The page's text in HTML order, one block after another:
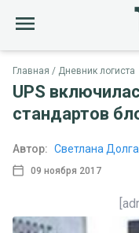
Главная Дневник логиста
UPS
стандартов
09 ноября 2017
Автор: Светлана